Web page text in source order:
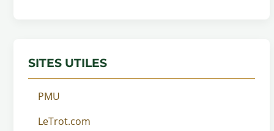
SITES UTILES
PMU
LeTrot.com